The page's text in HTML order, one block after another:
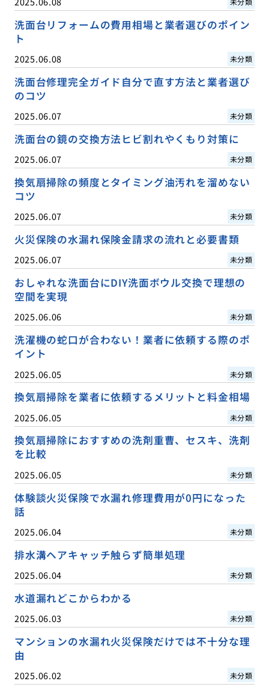
洗面台リフォームの費用相場と業者選びのポイン
ト
2025.06.08 未分類
洗面台修理完全ガイド自分で直す方法と業者選び
のコツ
2025.06.07 未分類
洗面台の鏡の交換方法ヒビ割れやくもり対策に
2025.06.07 未分類
換気扇掃除の頻度とタイミング油汚れを溜めない
コツ
2025.06.07 未分類
火災保険の水漏れ保険金請求の流れと必要書類
2025.06.07 未分類
おしゃれな洗面台にDIY洗面ボウル交換で理想の
空間を実現
2025.06.06 未分類
洗濯機の蛇口が合わない！業者に依頼する際のポ
イント
2025.06.05 未分類
換気扇掃除を業者に依頼するメリットと料金相場
2025.06.05 未分類
換気扇掃除におすすめの洗剤重曹、セスキ、洗剤
を比較
2025.06.05 未分類
体験談火災保険で水漏れ修理費用が0円になった
話
2025.06.04 未分類
排水溝ヘアキャッチ触らず簡単処理
2025.06.04 未分類
水道漏れどこからわかる
2025.06.03 未分類
マンションの水漏れ火災保険だけでは不十分な理
由
2025.06.02 未分類